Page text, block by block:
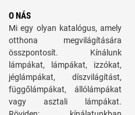
O NÁS
Mi egy olyan katalógus, amely
otthona megvilágítására
összpontosít. Kínálunk
lámpákat, lámpákat, izzókat,
jéglámpákat, díszvilágítást,
függőlámpákat, állólámpákat
vagy asztali lámpákat.